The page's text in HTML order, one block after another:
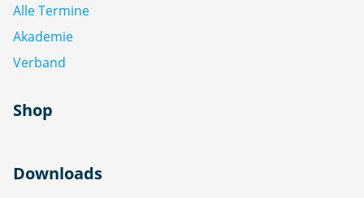
Alle Termine
Akademie
Verband
Shop
Downloads